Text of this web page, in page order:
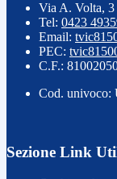
Via A. Volta, 3
Tel: 0423
Email:
PEC:
C.F.:
Cod. univoco:
Sezione Link